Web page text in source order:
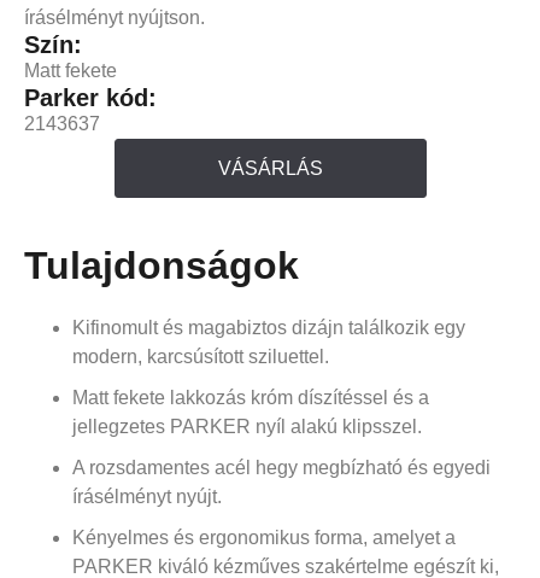
írásélményt nyújtson.
Szín:
Matt fekete
Parker kód:
2143637
VÁSÁRLÁS
Tulajdonságok
Kifinomult és magabiztos dizájn találkozik egy
modern, karcsúsított sziluettel.
Matt fekete lakkozás króm díszítéssel és a
jellegzetes PARKER nyíl alakú klipsszel.
A rozsdamentes acél hegy megbízható és egyedi
írásélményt nyújt.
Kényelmes és ergonomikus forma, amelyet a
PARKER kiváló kézműves szakértelme egészít ki,